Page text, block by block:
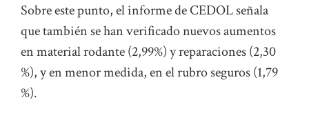
Sobre este punto, el informe de CEDOL señala
que también se han verificado nuevos aumentos
en material rodante (2,99%) y reparaciones (2,30
%), y en menor medida, en el rubro seguros (1,79
%).